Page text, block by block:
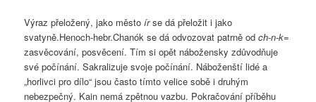
Výraz přeložený, jako město írse dá přeložit i jako
svatyně.Henoch-hebr.Chanók se dá odvozovat patrně odch-n-k=
zasvěcování, posvěcení. Tím si opět nábožensky zdůvodňuje
své počínání. Sakralizuje svoje počínání. Náboženští lidé a
„horlivci pro dílo“ jsou často tímto velice sobě i druhým
nebezpečný. Kain nemá zpětnou vazbu. Pokračování příběhu